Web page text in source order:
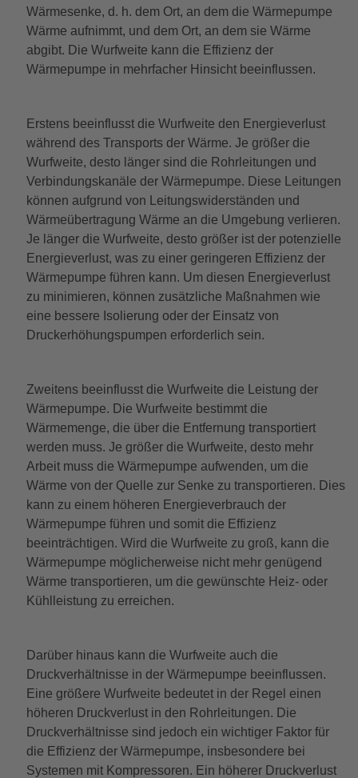
Wärmesenke, d. h. dem Ort, an dem die Wärmepumpe
Wärme aufnimmt, und dem Ort, an dem sie Wärme
abgibt. Die Wurfweite kann die Effizienz der
Wärmepumpe in mehrfacher Hinsicht beeinflussen.
Erstens beeinflusst die Wurfweite den Energieverlust
während des Transports der Wärme. Je größer die
Wurfweite, desto länger sind die Rohrleitungen und
Verbindungskanäle der Wärmepumpe. Diese Leitungen
können aufgrund von Leitungswiderständen und
Wärmeübertragung Wärme an die Umgebung verlieren.
Je länger die Wurfweite, desto größer ist der potenzielle
Energieverlust, was zu einer geringeren Effizienz der
Wärmepumpe führen kann. Um diesen Energieverlust
zu minimieren, können zusätzliche Maßnahmen wie
eine bessere Isolierung oder der Einsatz von
Druckerhöhungspumpen erforderlich sein.
Zweitens beeinflusst die Wurfweite die Leistung der
Wärmepumpe. Die Wurfweite bestimmt die
Wärmemenge, die über die Entfernung transportiert
werden muss. Je größer die Wurfweite, desto mehr
Arbeit muss die Wärmepumpe aufwenden, um die
Wärme von der Quelle zur Senke zu transportieren. Dies
kann zu einem höheren Energieverbrauch der
Wärmepumpe führen und somit die Effizienz
beeinträchtigen. Wird die Wurfweite zu groß, kann die
Wärmepumpe möglicherweise nicht mehr genügend
Wärme transportieren, um die gewünschte Heiz- oder
Kühlleistung zu erreichen.
Darüber hinaus kann die Wurfweite auch die
Druckverhältnisse in der Wärmepumpe beeinflussen.
Eine größere Wurfweite bedeutet in der Regel einen
höheren Druckverlust in den Rohrleitungen. Die
Druckverhältnisse sind jedoch ein wichtiger Faktor für
die Effizienz der Wärmepumpe, insbesondere bei
Systemen mit Kompressoren. Ein höherer Druckverlust